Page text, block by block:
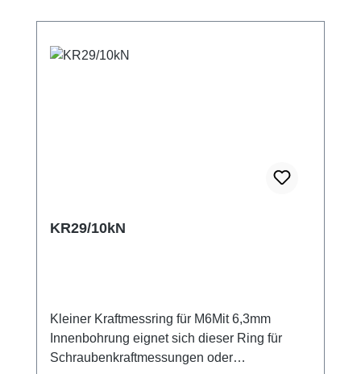
KR29/10kN
Kleiner Kraftmessring für M6Mit 6,3mm
Innenbohrung eignet sich dieser Ring für
Schraubenkraftmessungen oder